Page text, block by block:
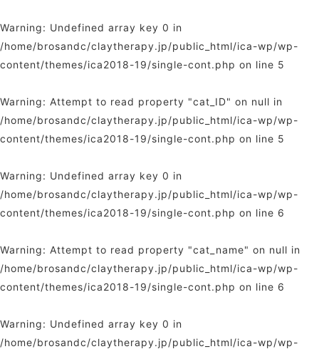
Warning: Undefined array key 0 in
/home/brosandc/claytherapy.jp/public_html/ica-wp/wp-
content/themes/ica2018-19/single-cont.php on line 5
Warning: Attempt to read property "cat_ID" on null in
/home/brosandc/claytherapy.jp/public_html/ica-wp/wp-
content/themes/ica2018-19/single-cont.php on line 5
Warning: Undefined array key 0 in
/home/brosandc/claytherapy.jp/public_html/ica-wp/wp-
content/themes/ica2018-19/single-cont.php on line 6
Warning: Attempt to read property "cat_name" on null in
/home/brosandc/claytherapy.jp/public_html/ica-wp/wp-
content/themes/ica2018-19/single-cont.php on line 6
Warning: Undefined array key 0 in
/home/brosandc/claytherapy.jp/public_html/ica-wp/wp-